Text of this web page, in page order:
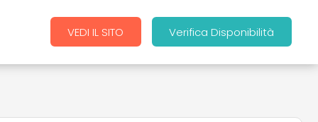
VEDI IL SITO Verifica Disponibilità